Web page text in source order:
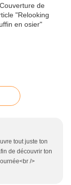
tout juste ton
de découvrir ton
/>